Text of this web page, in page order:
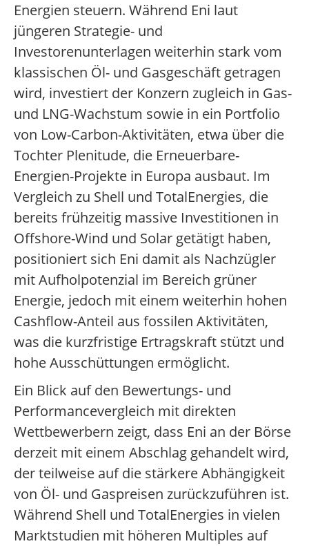
Energien steuern. Während Eni laut
jüngeren Strategie- und
Investorenunterlagen weiterhin stark vom
klassischen Öl- und Gasgeschäft getragen
wird, investiert der Konzern zugleich in Gas-
und LNG-Wachstum sowie in ein Portfolio
von Low-Carbon-Aktivitäten, etwa über die
Tochter Plenitude, die Erneuerbare-
Energien-Projekte in Europa ausbaut. Im
Vergleich zu Shell und TotalEnergies, die
bereits frühzeitig massive Investitionen in
Offshore-Wind und Solar getätigt haben,
positioniert sich Eni damit als Nachzügler
mit Aufholpotenzial im Bereich grüner
Energie, jedoch mit einem weiterhin hohen
Cashflow-Anteil aus fossilen Aktivitäten,
was die kurzfristige Ertragskraft stützt und
hohe Ausschüttungen ermöglicht.
Ein Blick auf den Bewertungs- und
Performancevergleich mit direkten
Wettbewerbern zeigt, dass Eni an der Börse
derzeit mit einem Abschlag gehandelt wird,
der teilweise auf die stärkere Abhängigkeit
von Öl- und Gaspreisen zurückzuführen ist.
Während Shell und TotalEnergies in vielen
Marktstudien mit höheren Multiples auf